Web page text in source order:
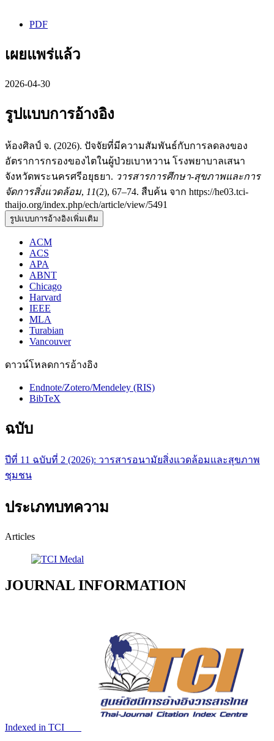
PDF
เผยแพร่แล้ว
2026-04-30
รูปแบบการอ้างอิง
ห้องศิลป์ จ. (2026). ปัจจัยที่มีความสัมพันธ์กับการลดลงของ
อัตราการกรองของไตในผู้ป่วยเบาหวาน โรงพยาบาลเสนา
จังหวัดพระนครศรีอยุธยา. วารสารการศึกษา-สุขภาพและการ
จัดการสิ่งแวดล้อม, 11(2), 67–74. สืบค้น จาก https://he03.tci-
thaijo.org/index.php/ech/article/view/5491
รูปแบบการอ้างอิงเพิ่มเติม
ACM
ACS
APA
ABNT
Chicago
Harvard
IEEE
MLA
Turabian
Vancouver
ดาวน์โหลดการอ้างอิง
Endnote/Zotero/Mendeley (RIS)
BibTeX
ฉบับ
ปีที่ 11 ฉบับที่ 2 (2026): วารสารอนามัยสิ่งแวดล้อมและสุขภาพ
ชุมชน
ประเภทบทความ
Articles
JOURNAL INFORMATION
Indexed in TCI